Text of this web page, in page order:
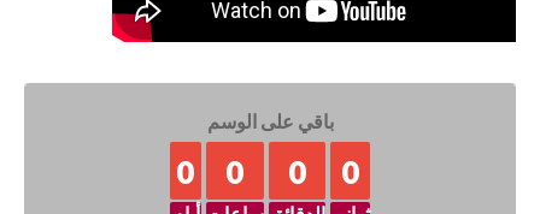
باقي على الوسم
0 0 0 0